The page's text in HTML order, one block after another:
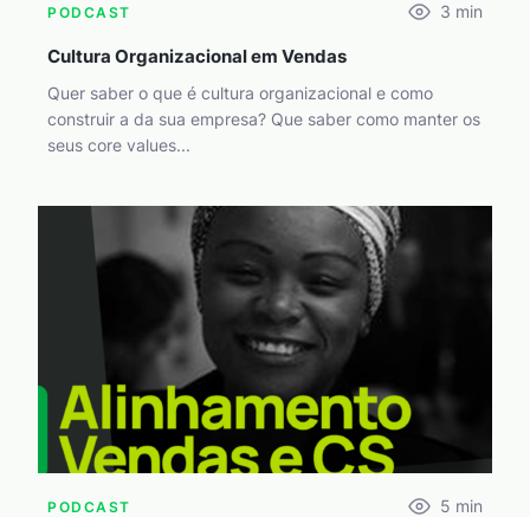
PODCAST 3 min
Cultura Organizacional em Vendas
Quer saber o que é cultura organizacional e como
construir a da sua empresa? Que saber como manter os
seus core values...
PODCAST 5 min